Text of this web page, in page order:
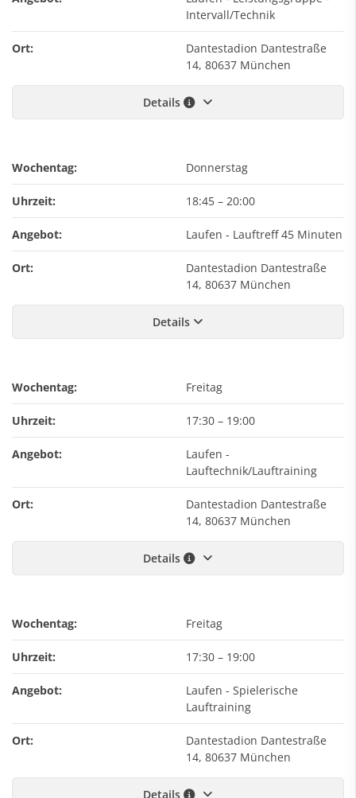
Intervall/Technik
Ort:
Dantestadion Dantestraße
14, 80637 München
Details
Wochentag: Donnerstag
Uhrzeit: 18:45 – 20:00
Angebot: Laufen - Lauftreff 45 Minuten
Ort:
Dantestadion Dantestraße
14, 80637 München
Details
Wochentag: Freitag
Uhrzeit: 17:30 – 19:00
Angebot:
Laufen -
Lauftechnik/Lauftraining
Ort:
Dantestadion Dantestraße
14, 80637 München
Details
Wochentag: Freitag
Uhrzeit: 17:30 – 19:00
Angebot:
Laufen - Spielerische
Lauftraining
Ort:
Dantestadion Dantestraße
14, 80637 München
Details